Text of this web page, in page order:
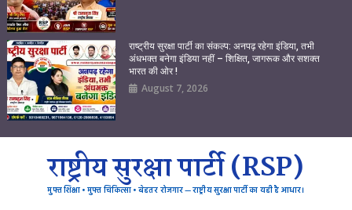
राष्ट्रीय सुरक्षा पार्टी का संकल्प: अनपढ़ रहेगा इंडिया, तभी
अंधभक्त बनेगा इंडिया नहीं – शिक्षित, जागरूक और सशक्त
भारत की ओर !
August 7, 2026
राष्ट्रीय सुरक्षा पार्टी (RSP)
मुफ्त शिक्षा • मुफ्त चिकित्सा • बेहतर रोजगार — राष्ट्रीय सुरक्षा पार्टी का यही है आधार।